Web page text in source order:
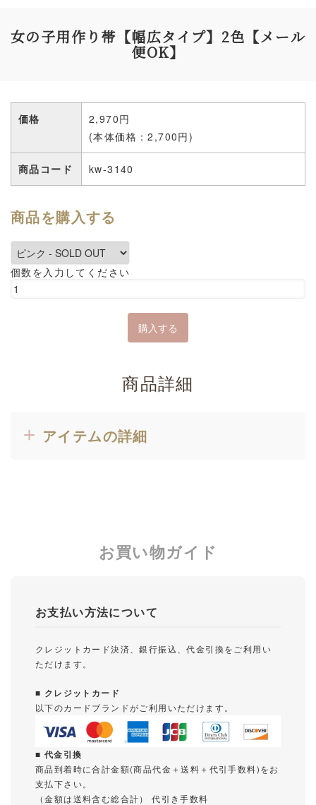
女の子用作り帯【幅広タイプ】2色【メール
便OK】
価格
2,970円
(本体価格：2,700円)
商品コード kw-3140
商品を購入する
個数を入力してください
商品詳細
アイテムの詳細
お買い物ガイド
お支払い方法について
クレジットカード決済、銀行振込、代金引換をご利用い
ただけます。
■ クレジットカード
以下のカードブランドがご利用いただけます。
■ 代金引換
商品到着時に合計金額(商品代金＋送料＋代引手数料)をお
支払下さい。
（金額は送料含む総合計） 代引き手数料